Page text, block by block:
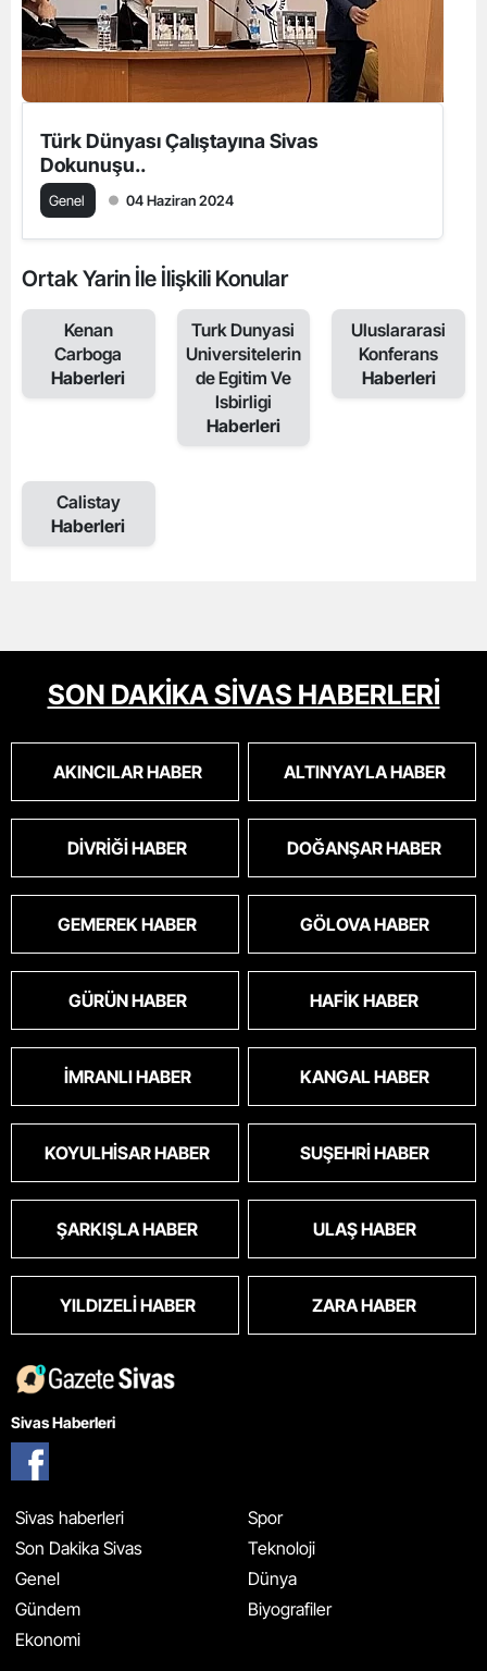
Türk Dünyası Çalıştayına Sivas
Dokunuşu..
Genel 04 Haziran 2024
Ortak Yarin İle İlişkili Konular
Kenan
Carboga
Haberleri
Turk Dunyasi
Universitelerin
de Egitim Ve
Isbirligi
Haberleri
Uluslararasi
Konferans
Haberleri
Calistay
Haberleri
SON DAKİKA SİVAS HABERLERİ
AKINCILAR HABER ALTINYAYLA HABER
DIVRIĞI HABER DOĞANŞAR HABER
GEMEREK HABER GÖLOVA HABER
GÜRÜN HABER HAFIK HABER
İMRANLI HABER KANGAL HABER
KOYULHISAR HABER SUŞEHRI HABER
ŞARKIŞLA HABER ULAŞ HABER
YILDIZELI HABER ZARA HABER
Sivas Haberleri
Sivas haberleri
Son Dakika Sivas
Genel
Gündem
Ekonomi
Spor
Teknoloji
Dünya
Biyografiler